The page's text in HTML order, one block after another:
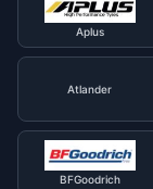
Aplus
Atlander
BFGoodrich